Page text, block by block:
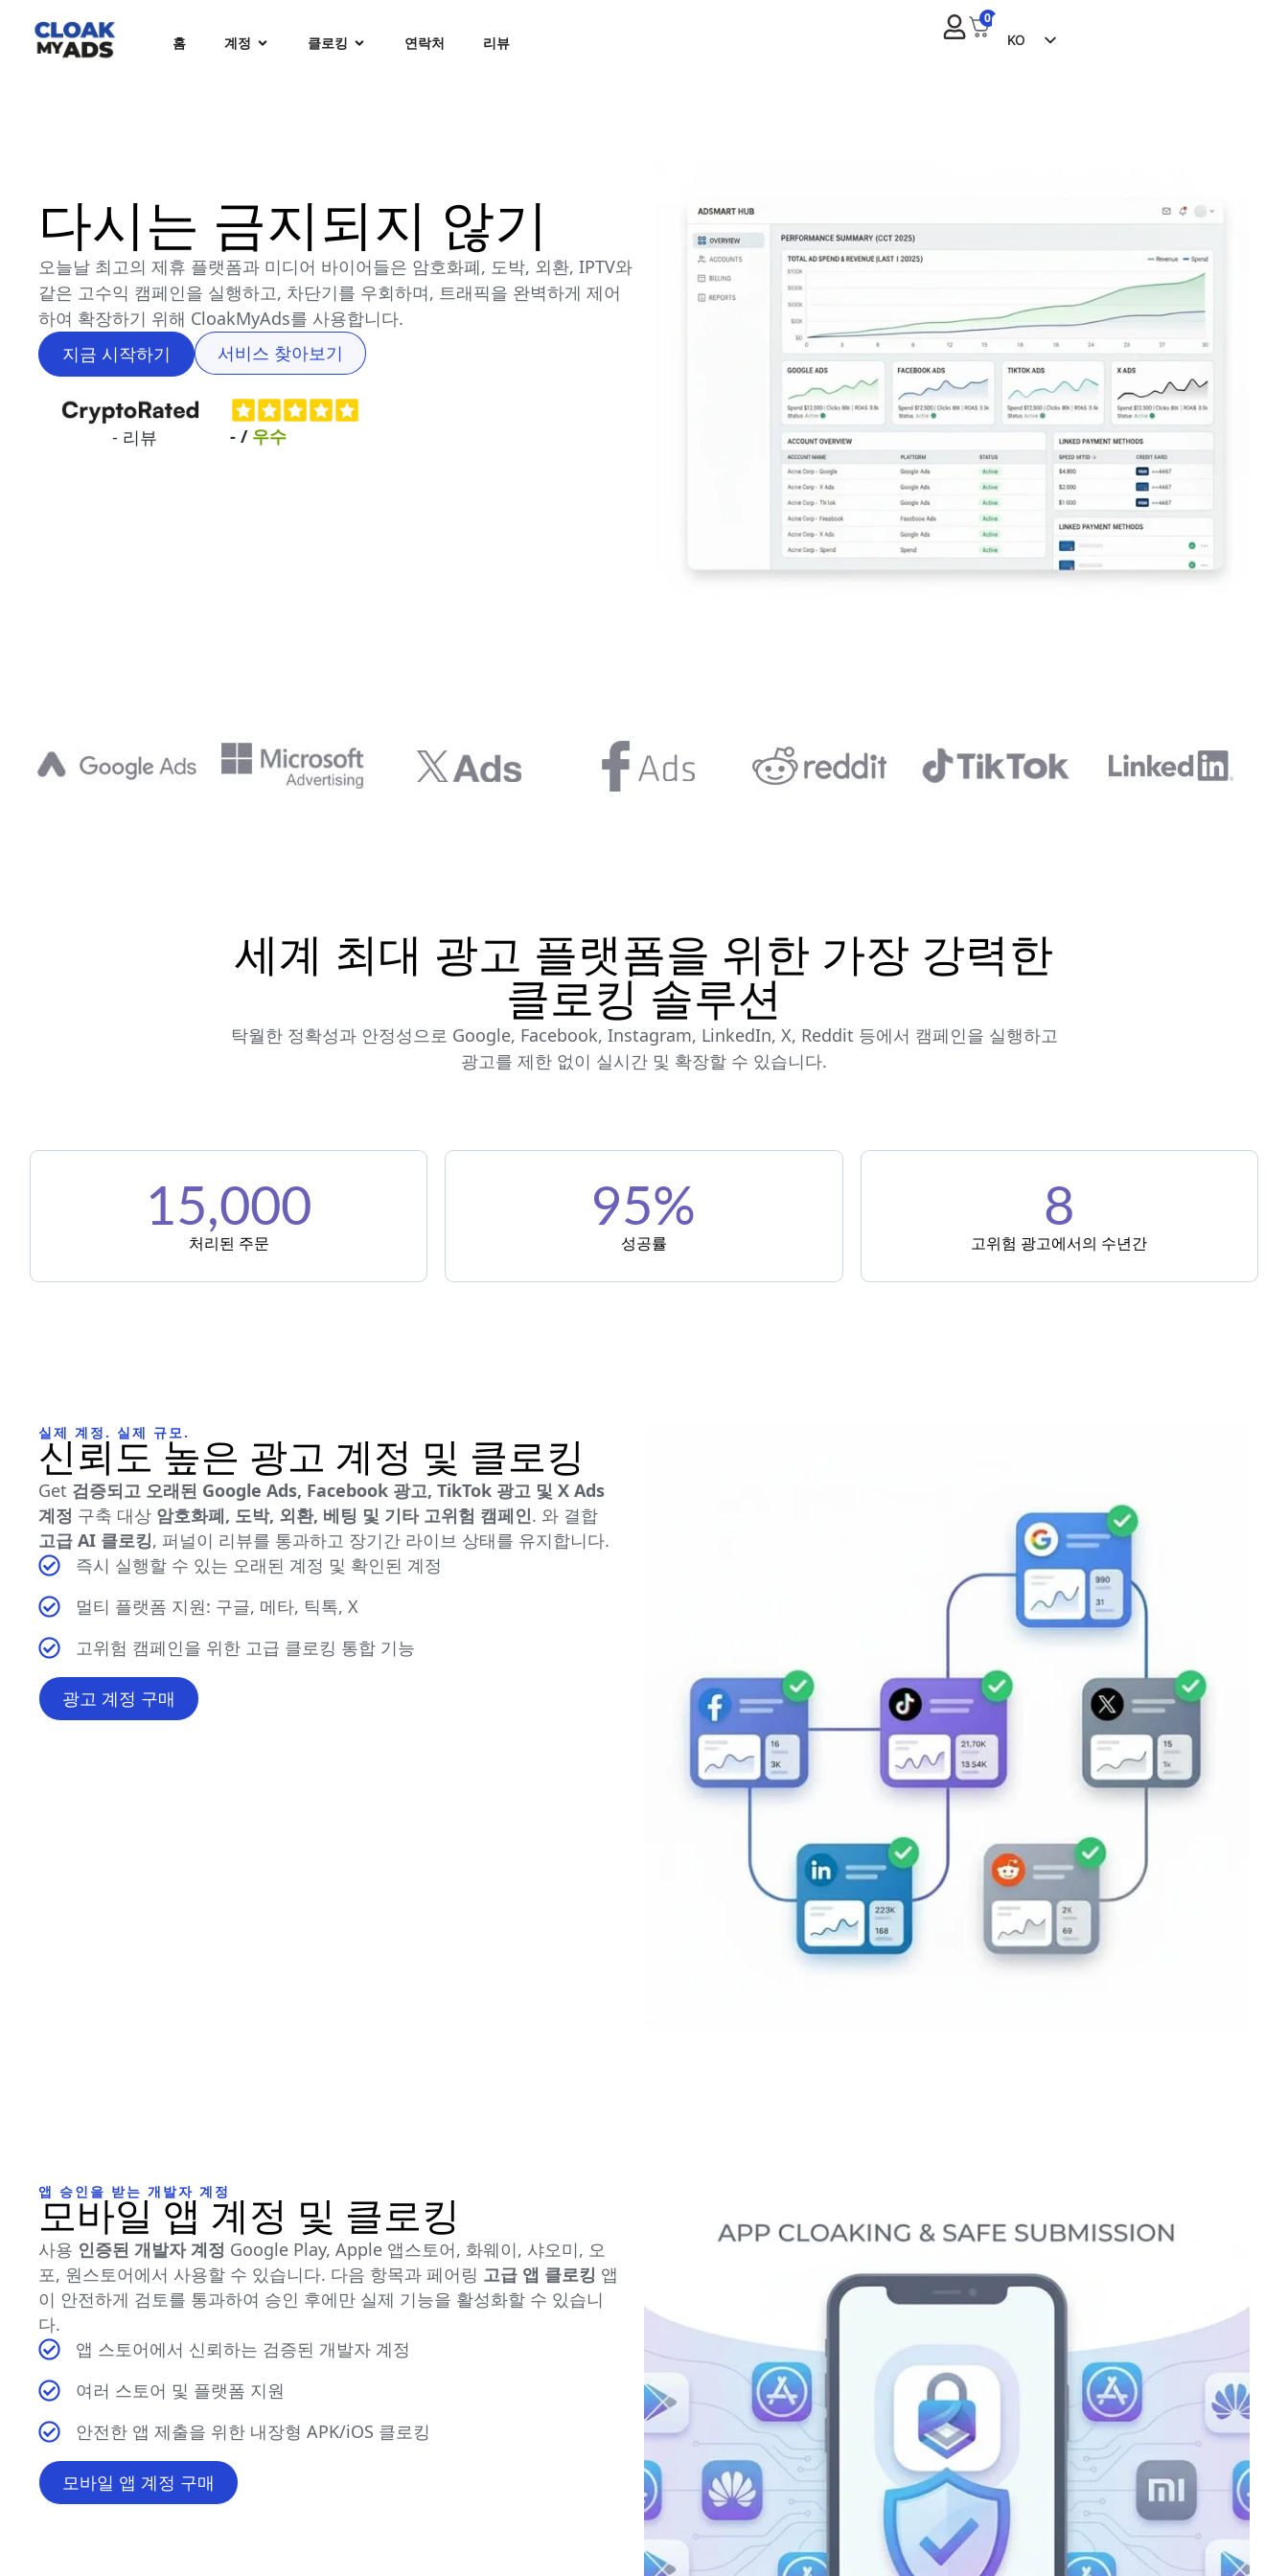
홈 계정 클로킹 연락처 리뷰
0
KO
CS
EL
PL
ID
다시는 금지되지 않기
오늘날 최고의 제휴 플랫폼과 미디어 바이어들은 암호화폐, 도박, 외환, IPTV와
같은 고수익 캠페인을 실행하고, 차단기를 우회하며, 트래픽을 완벽하게 제어
하여 확장하기 위해 CloakMyAds를 사용합니다.
지금 시작하기
서비스 찾아보기
- 리뷰 - / 우수
세계 최대 광고 플랫폼을 위한 가장 강력한
클로킹 솔루션
탁월한 정확성과 안정성으로 Google, Facebook, Instagram, LinkedIn, X, Reddit 등에서 캠페인을 실행하고
광고를 제한 없이 실시간 및 확장할 수 있습니다.
15,000
처리된 주문
95%
성공률
8
고위험 광고에서의 수년간
실제 계정. 실제 규모.
신뢰도 높은 광고 계정 및 클로킹
Get 검증되고 오래된 Google Ads, Facebook 광고, TikTok 광고 및 X Ads
계정 구축 대상 암호화폐, 도박, 외환, 베팅 및 기타 고위험 캠페인. 와 결합
고급 AI 클로킹, 퍼널이 리뷰를 통과하고 장기간 라이브 상태를 유지합니다.
즉시 실행할 수 있는 오래된 계정 및 확인된 계정
멀티 플랫폼 지원: 구글, 메타, 틱톡, X
고위험 캠페인을 위한 고급 클로킹 통합 기능
광고 계정 구매
앱 승인을 받는 개발자 계정
모바일 앱 계정 및 클로킹
사용 인증된 개발자 계정 Google Play, Apple 앱스토어, 화웨이, 샤오미, 오
포, 원스토어에서 사용할 수 있습니다. 다음 항목과 페어링 고급 앱 클로킹 앱
이 안전하게 검토를 통과하여 승인 후에만 실제 기능을 활성화할 수 있습니
다.
앱 스토어에서 신뢰하는 검증된 개발자 계정
여러 스토어 및 플랫폼 지원
안전한 앱 제출을 위한 내장형 APK/iOS 클로킹
모바일 앱 계정 구매